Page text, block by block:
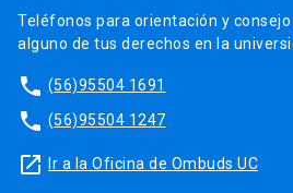
Teléfonos para orientación y
alguno de tus derechos en la
phone (56)95504 1691
phone (56)95504 1247
launch Ir a la Oficina de Ombuds UC